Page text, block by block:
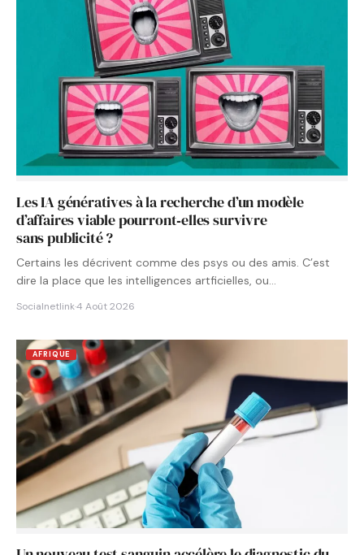
Les IA génératives à la recherche d’un modèle
d’affaires viable pourront‑elles survivre
sans publicité ?
Certains les décrivent comme des psys ou des amis. C’est
dire la place que les intelligences artficielles, ou…
Socialnetlink·4 Août 2026
AFRIQUE